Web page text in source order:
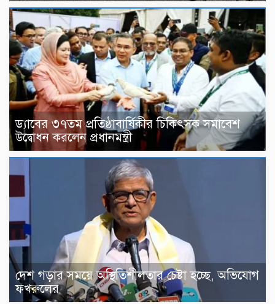
ড্যাবের ৩৭তম প্রতিষ্ঠাবার্ষিকীর চিকিৎসক সমাবেশ
উদ্বোধন করলেন প্রধানমন্ত্রী
দেশ গড়ার সময়ে অস্থিতিশীলতার চেষ্টা হচ্ছে, অভিযোগ
ফখরুলের